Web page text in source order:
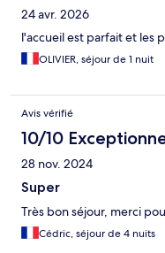
24 avr. 2026
l'accueil est parfait et les
OLIVIER, séjour de 1 nuit
Avis vérifié
10/10
28 nov. 2024
Super
Très bon séjour, merci
Cédric, séjour de 4 nuits